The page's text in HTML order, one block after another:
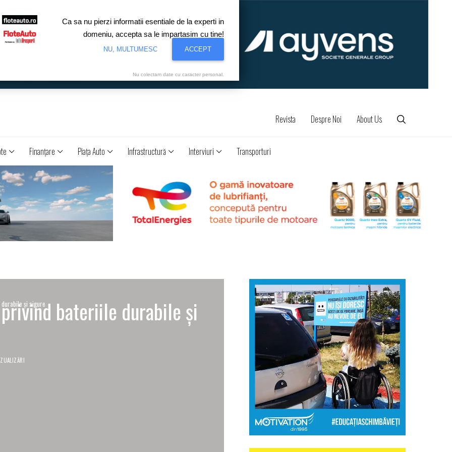
Revista Despre Noi About Us
Finanţare Piaţa Auto Infrastructură Interviuri Transporturi
durabile și sigure
privind bateriile durabile și
Ca sa nu pierzi informatii esentiale de la experti in
domeniu, accepta sa le impartasim cu tine!
NU, MULTUMESC ACCEPT
Nu colectam date cu caracter personal.